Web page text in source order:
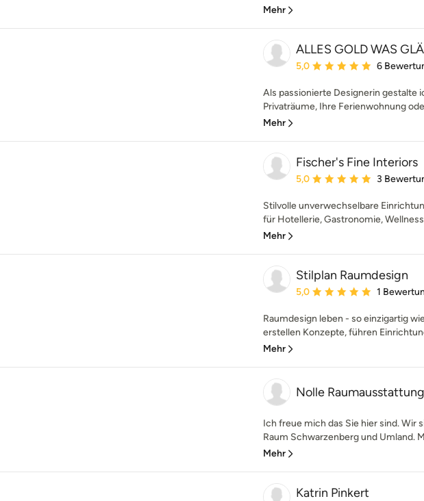
Mehr
ALLES GOLD WAS
Durchschnittliche Bewertung:
5,0 6
Als passionierte Designerin gestalte
Privaträume, Ihre Ferienwohnung
Mehr
Fischer's Fine Interiors
Durchschnittliche Bewertung:
5,0 3
Stilvolle unverwechselbare
für Hotellerie, Gastronomie,
Mehr
Stilplan Raumdesign
Durchschnittliche Bewertung:
5,0 1
Raumdesign leben - so einzigartig
erstellen Konzepte, führen
Mehr
Nolle Raumausstattung
Ich freue mich das Sie hier sind. Wir
Raum Schwarzenberg und Umland.
Mehr
Katrin Pinkert